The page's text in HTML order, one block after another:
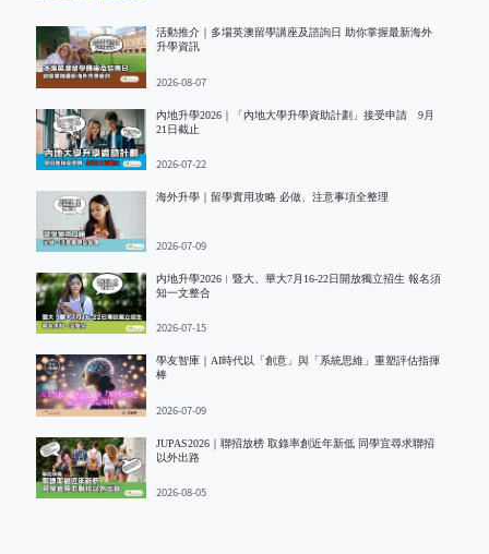
活動推介｜多場英澳留學講座及諮詢日 助你掌握最新海外
升學資訊
2026-08-07
內地升學2026｜「內地大學升學資助計劃」接受申請 9月
21日截止
2026-07-22
海外升學｜留學實用攻略 必做、注意事項全整理
2026-07-09
内地升學2026︱暨大、華大7月16-22日開放獨立招生 報名須
知一文整合
2026-07-15
學友智庫｜AI時代以「創意」與「系統思維」重塑評估指揮
棒
2026-07-09
JUPAS2026｜聯招放榜 取錄率創近年新低 同學宜尋求聯招
以外出路
2026-08-05